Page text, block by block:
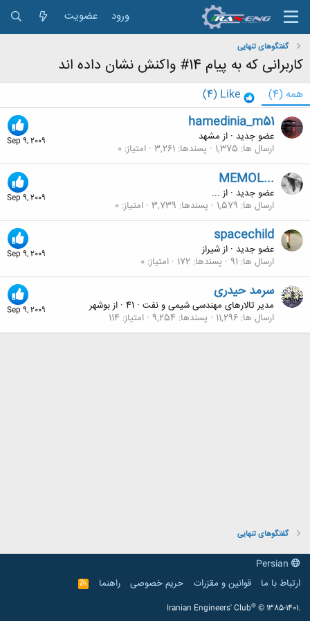
ورود عضویت
گفتگوهای تنهایی
کاربرانی که به پیام 14# واکنش نشان داده اند
همه (4)
Like
(4)
Sep 9, 2009
hamedinia_m51
عضو جدید · از مشهد
ارسال ها 1,375 پسندها 3,261 امتیاز 0
Sep 9, 2009
MEMOL...
عضو جدید · از ...
ارسال ها 1,579 پسندها 3,739 امتیاز 0
Sep 9, 2009
spacechild
عضو جدید · ازشیراز
ارسال ها 91 پسندها 172 امتیاز 0
Sep 9, 2009
سرمد حیدری
مدیر تالارهای مهندسی شیمی و نفت ·
· ازبوشهر
ارسال ها 11,296 پسندها 9,254 امتیاز 114
گفتگوهای تنهایی
ارتباط با ما
قوانین و مقرّرات حریم خصوصی راهنما
R
S
Iranian Engineers' Club® © 1385-1401.